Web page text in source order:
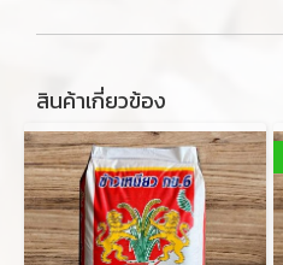
สินค้าเกี่ยวข้อง